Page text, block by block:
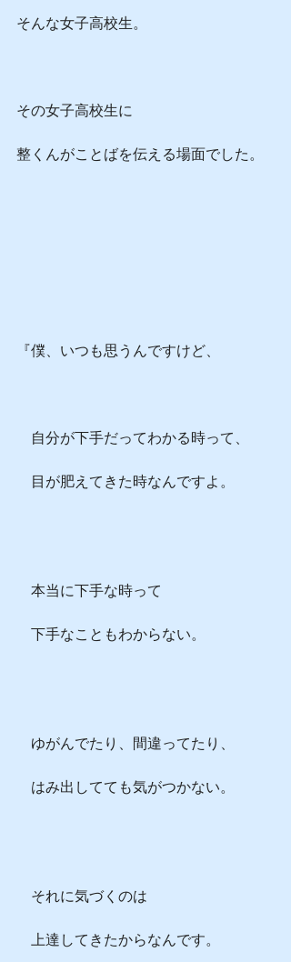
そんな女子高校生。
その女子高校生に
整くんがことばを伝える場面でした。
『僕、いつも思うんですけど、
自分が下手だってわかる時って、
目が肥えてきた時なんですよ。
本当に下手な時って
下手なこともわからない。
ゆがんでたり、間違ってたり、
はみ出してても気がつかない。
それに気づくのは
上達してきたからなんです。